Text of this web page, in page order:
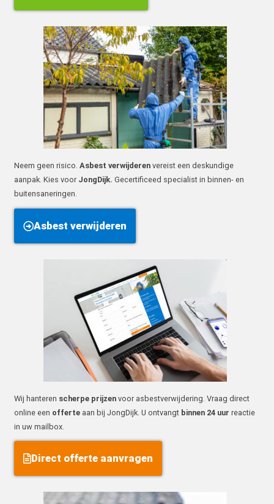
Neem geen risico. Asbest verwijderen vereist een deskundige
aanpak. Kies voor JongDijk. Gecertificeed specialist in binnen- en
buitensaneringen.
Asbest verwijderen
Wij hanteren scherpe prijzen voor asbestverwijdering. Vraag direct
online een offerte aan bij JongDijk. U ontvangt binnen 24 uur reactie
in uw mailbox.
Direct offerte aanvragen